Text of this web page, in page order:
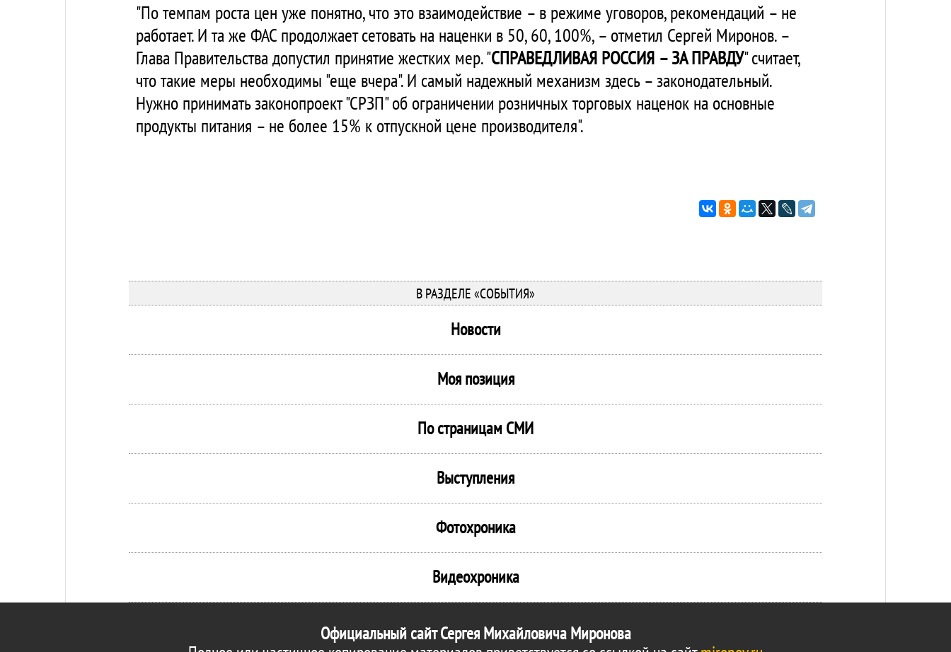
"По темпам роста цен уже понятно, что это взаимодействие – в режиме уговоров, рекомендаций – не
работает. И та же ФАС продолжает сетовать на наценки в 50, 60, 100%, – отметил Сергей Миронов. –
Глава Правительства допустил принятие жестких мер. "СПРАВЕДЛИВАЯ РОССИЯ – ЗА ПРАВДУ" считает,
что такие меры необходимы "еще вчера". И самый надежный механизм здесь – законодательный.
Нужно принимать законопроект "СРЗП" об ограничении розничных торговых наценок на основные
продукты питания – не более 15% к отпускной цене производителя".
В РАЗДЕЛЕ «СОБЫТИЯ»
Новости
Моя позиция
По страницам СМИ
Выступления
Фотохроника
Видеохроника
Официальный сайт Сергея Михайловича Миронова